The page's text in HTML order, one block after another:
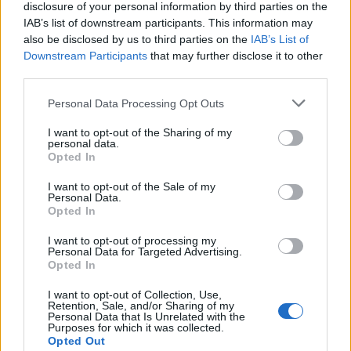
disclosure of your personal information by third parties on the
IAB’s list of downstream participants. This information may
also be disclosed by us to third parties on the IAB’s List of
Downstream Participants that may further disclose it to other
Personal Data Processing Opt Outs
I want to opt-out of the Sharing of my
personal data.
Opted In
I want to opt-out of the Sale of my
Personal Data.
Opted In
I want to opt-out of processing my
Personal Data for Targeted Advertising.
Opted In
I want to opt-out of Collection, Use,
Retention, Sale, and/or Sharing of my
Personal Data that Is Unrelated with the
Purposes for which it was collected.
Opted Out
Comentari:
aquest navegador per a la propera vegada que comenti.
Captcha10 * 1 = ?